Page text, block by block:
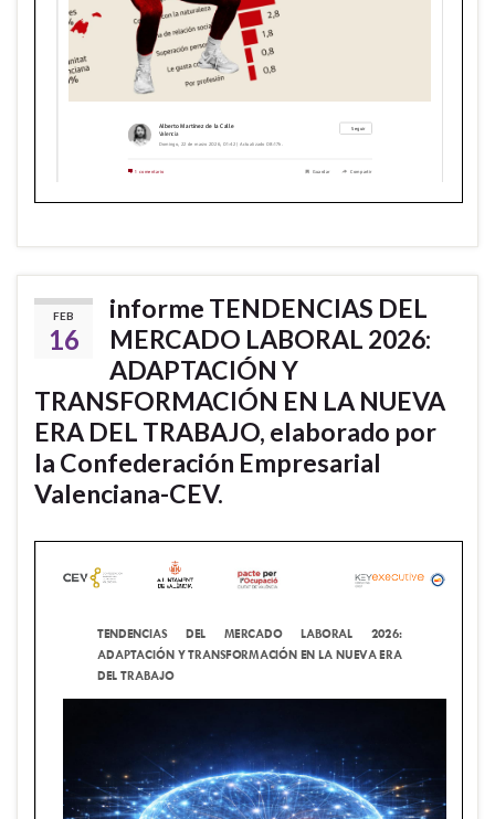
FEB
16
informe TENDENCIAS DEL
MERCADO LABORAL 2026:
ADAPTACIÓN Y
TRANSFORMACIÓN EN LA NUEVA
ERA DEL TRABAJO, elaborado por
la Confederación Empresarial
Valenciana-CEV.